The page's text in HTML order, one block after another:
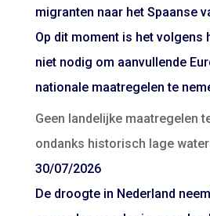
migranten naar het Spaanse
Op dit moment is het volgens
niet nodig om aanvullende
nationale maatregelen te
Geen landelijke maatregelen
ondanks historisch lage
30/07/2026
De droogte in Nederland